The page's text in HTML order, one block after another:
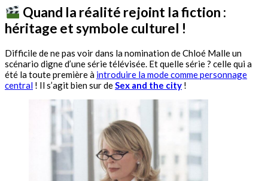
Quand la réalité rejoint la fiction :
héritage et symbole culturel !
Difficile de ne pas voir dans la nomination de Chloé Malle un
scénario digne d’une série télévisée. Et quelle série ? celle qui a
été la toute première à introduire la mode comme personnage
central ! Il s’agit bien sur deSex and the city !